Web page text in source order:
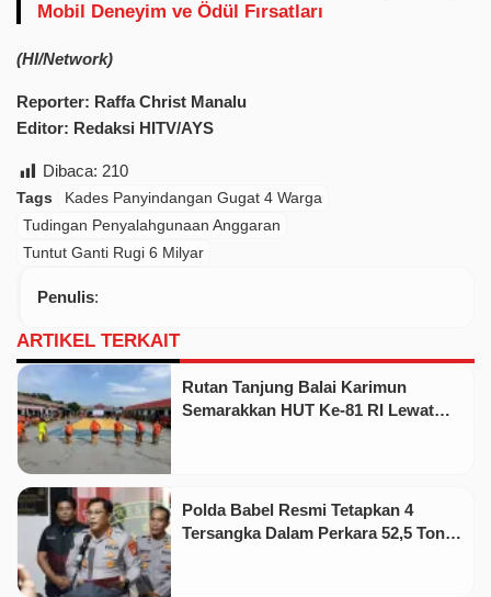
Mobil Deneyim ve Ödül Fırsatları
(HI/Network)
Reporter: Raffa Christ Manalu
Editor: Redaksi HITV/AYS
Dibaca: 210
Tags
Kades Panyindangan Gugat 4 Warga
Tudingan Penyalahgunaan Anggaran
Tuntut Ganti Rugi 6 Milyar
Penulis:
ARTIKEL TERKAIT
Rutan Tanjung Balai Karimun
Semarakkan HUT Ke-81 RI Lewat
Polda Babel Resmi Tetapkan 4
Tersangka Dalam Perkara 52,5 Ton